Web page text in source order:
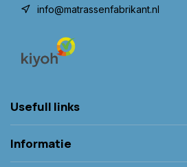
info@matrassenfabrikant.nl
Usefull links
Informatie